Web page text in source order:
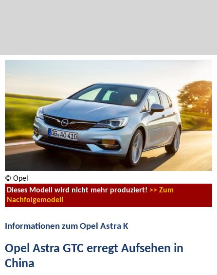
© Opel
Dieses Modell wird nicht mehr produziert! >> Zum
Nachfolgemodell
Informationen zum Opel Astra K
Opel Astra GTC erregt Aufsehen in
China